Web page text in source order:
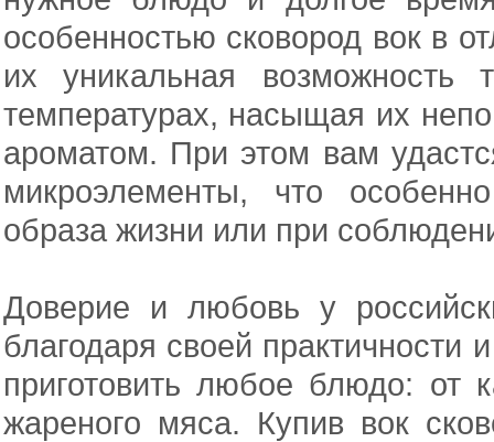
особенностью сковород вок в
их уникальная
температурах, насыщая их
ароматом. При этом вам
микроэлементы, что
образа жизни или при
Доверие и любовь у
благодаря своей практичности
приготовить любое блюдо:
жареного мяса. Купив вок